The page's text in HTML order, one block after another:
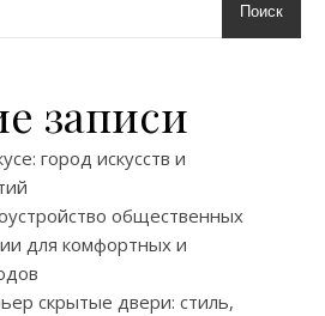
Поиск
записи
город искусств и
общественных
для комфортных и
скрытые двери: стиль,